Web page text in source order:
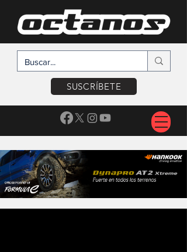
SUSCRÍBETE